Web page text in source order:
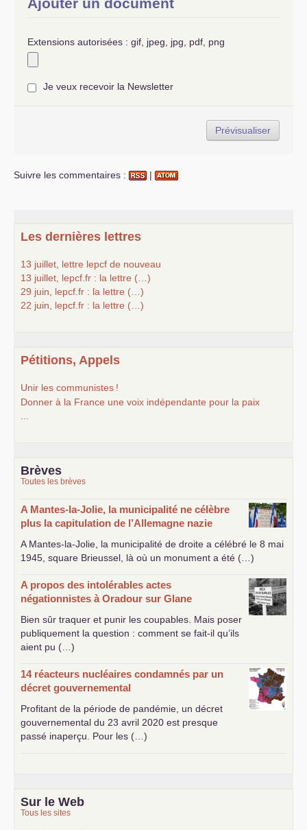
Ajouter un document
Extensions autorisées : gif, jpeg, jpg, pdf, png
Je veux recevoir la Newsletter
Suivre les commentaires : |
Les dernières lettres
13 juillet, lettre lepcf de nouveau
13 juillet, lepcf.fr : la lettre (…)
29 juin, lepcf.fr : la lettre (…)
22 juin, lepcf.fr : la lettre (…)
Pétitions, Appels
Unir les communistes !
Donner à la France une voix indépendante pour la paix
Brèves
Toutes les brèves
A Mantes-la-Jolie, la municipalité ne célèbre
plus la capitulation de l’Allemagne nazie
A Mantes-la-Jolie, la municipalité de droite a célébré le 8 mai
1945, square Brieussel, là où un monument a été (…)
A propos des intolérables actes
négationnistes à Oradour sur Glane
Bien sûr traquer et punir les coupables. Mais poser
publiquement la question : comment se fait-il qu’ils
aient pu (…)
14 réacteurs nucléaires condamnés par un
décret gouvernemental
Profitant de la période de pandémie, un décret
gouvernemental du 23 avril 2020 est presque
passé inaperçu. Pour les (…)
Sur le Web
Tous les sites